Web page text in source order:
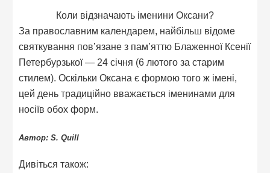
Коли відзначають іменини Оксани?
За православним календарем, найбільш відоме
святкування пов’язане з пам’яттю Блаженної Ксенії
Петербурзької — 24 січня (6 лютого за старим
стилем). Оскільки Оксана є формою того ж імені,
цей день традиційно вважається іменинами для
носіїв обох форм.
Автор: S. Quill
Дивіться також: